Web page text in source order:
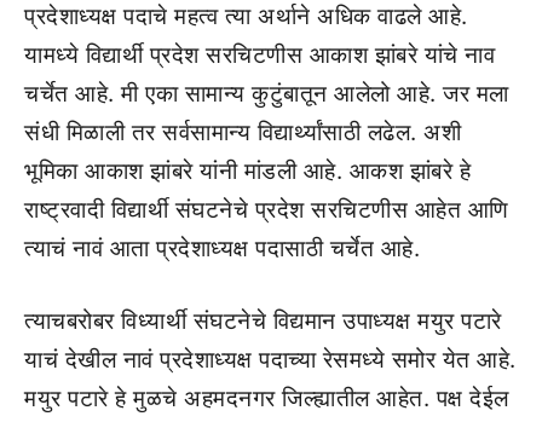
प्रदेशाध्यक्ष पदाचे महत्व त्या अर्थाने अधिक वाढले आहे.
यामध्ये विद्यार्थी प्रदेश सरचिटणीस आकाश झांबरे यांचे नाव
चर्चेत आहे. मी एका सामान्य कुटुंबातून आलेलो आहे. जर मला
संधी मिळाली तर सर्वसामान्य विद्यार्थ्यांसाठी लढेल. अशी
भूमिका आकाश झांबरे यांनी मांडली आहे. आकश झांबरे हे
राष्ट्रवादी विद्यार्थी संघटनेचे प्रदेश सरचिटणीस आहेत आणि
त्याचं नावं आता प्रदेशाध्यक्ष पदासाठी चर्चेत आहे.
त्याचबरोबर विध्यार्थी संघटनेचे विद्यमान उपाध्यक्ष मयुर पटारे
याचं देखील नावं प्रदेशाध्यक्ष पदाच्या रेसमध्ये समोर येत आहे.
मयुर पटारे हे मुळचे अहमदनगर जिल्ह्यातील आहेत. पक्ष देईल